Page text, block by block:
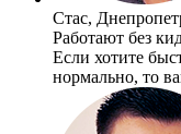
Стас,
Работают без
Если хотите
нормально, то